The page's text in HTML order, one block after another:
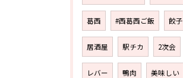
葛西 #西葛西ご飯 餃子
居酒屋 駅チカ 2次会
レバー 鴨肉 美味しい